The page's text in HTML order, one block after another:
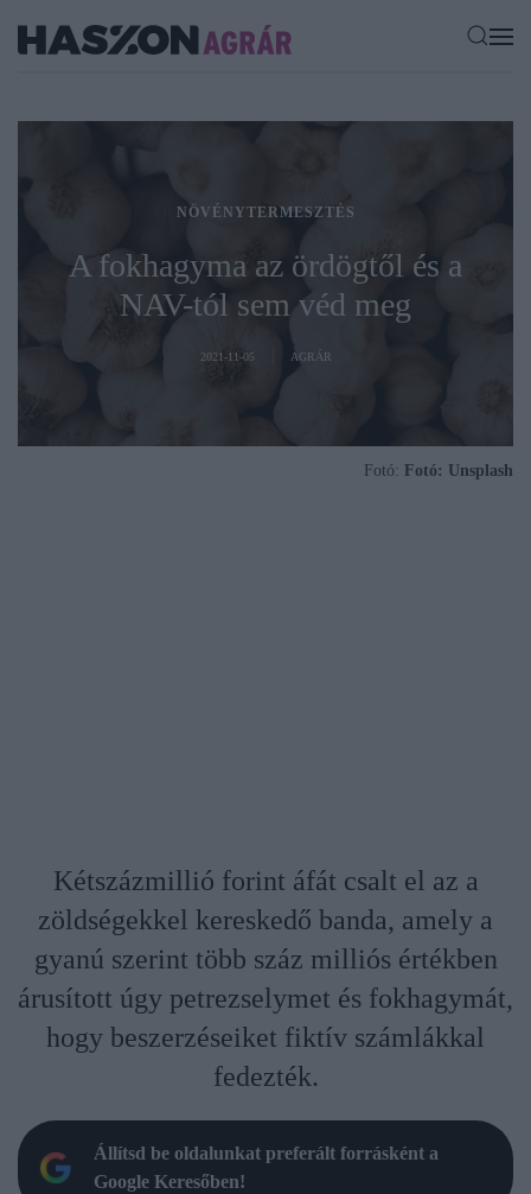
NÖVÉNYTERMESZTÉS
A fokhagyma az ördögtől és a
NAV-tól sem véd meg
2021-11-05 AGRÁR
Fotó: Fotó: Unsplash
Kétszázmillió forint áfát csalt el az a
zöldségekkel kereskedő banda, amely a
gyanú szerint több száz milliós értékben
árusított úgy petrezselymet és fokhagymát,
hogy beszerzéseiket fiktív számlákkal
fedezték.
Állítsd be oldalunkat preferált forrásként a
Google Keresőben!